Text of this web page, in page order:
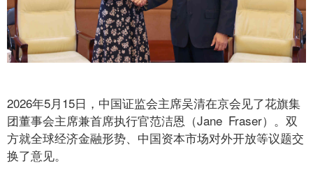
2026年5月15日，中国证监会主席吴清在京会见了花旗集
团董事会主席兼首席执行官范洁恩（Jane Fraser）。双
方就全球经济金融形势、中国资本市场对外开放等议题交
换了意见。